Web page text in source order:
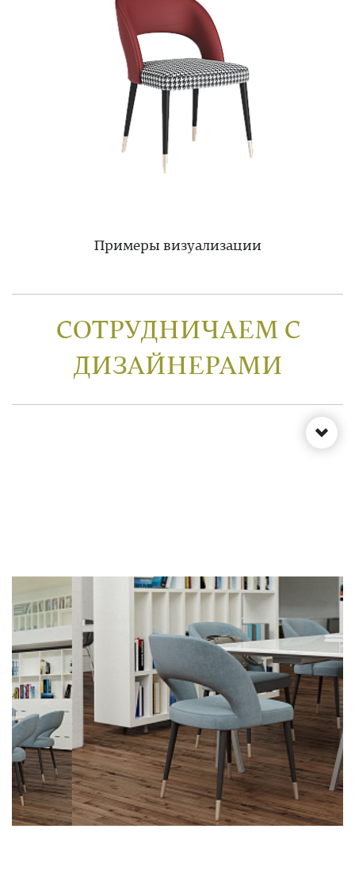
Примеры визуализации
СОТРУДНИЧАЕМ С
ДИЗАЙНЕРАМИ